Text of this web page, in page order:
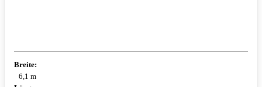
Breite:
6,1 m